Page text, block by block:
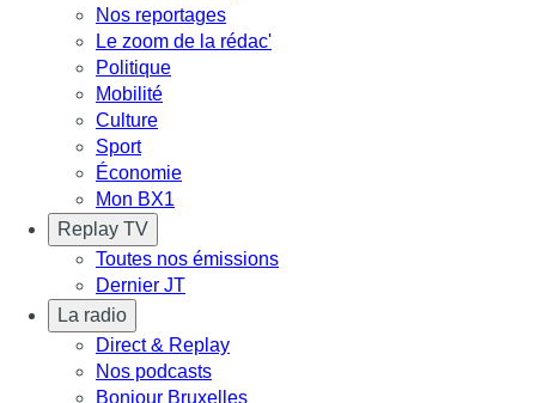
Nos reportages
Le zoom de la rédac'
Politique
Mobilité
Culture
Sport
Économie
Mon BX1
Replay TV
Toutes nos émissions
Dernier JT
La radio
Direct & Replay
Nos podcasts
Bonjour Bruxelles